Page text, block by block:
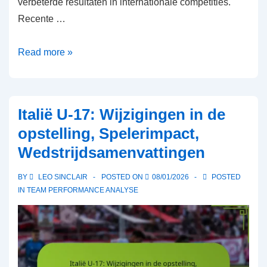
verbeterde resultaten in internationale competities.
Recente …
Japan
van
jeugdontwikkeling,
Teamcohesie,
trends
Read more »
Italië U-17: Wijzigingen in de
opstelling, Spelerimpact,
Wedstrijdsamenvattingen
BY LEO SINCLAIR POSTED ON 08/01/2026
POSTED
IN TEAM PERFORMANCE ANALYSE